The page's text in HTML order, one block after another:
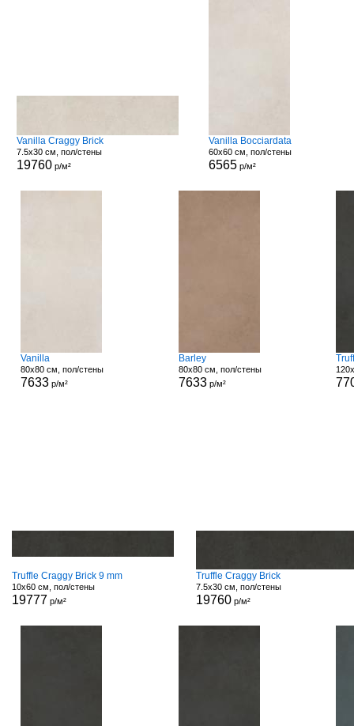
Vanilla Craggy Brick
7.5x30 см, пол/стены
19760р/м²
Vanilla Bocciardata
60x60 см, пол/стены
6565 р/м²
Vanilla
80x80 см, пол/стены
7633 р/м²
Barley
80x80 см, пол/стены
7633р/м²
Truffle Craggy Brick 9 mm
10x60 см, пол/стены
19777 р/м²
Truffle Craggy Brick
7.5x30 см, пол/стены
19760р/м²